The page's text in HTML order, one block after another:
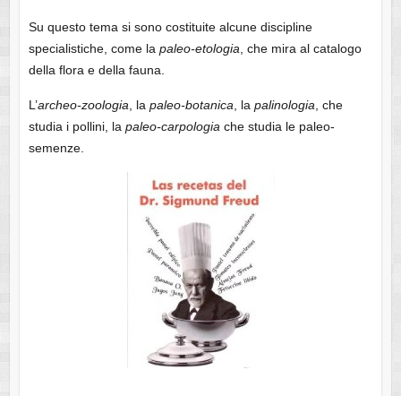
Su questo tema si sono costituite alcune discipline
specialistiche, come la paleo-etologia , che mira al catalogo
della flora e della fauna.
L’archeo-zoologia , la paleo-botanica , la palinologia , che
studia i pollini, la paleo-carpologia che studia le paleo-
semenze.